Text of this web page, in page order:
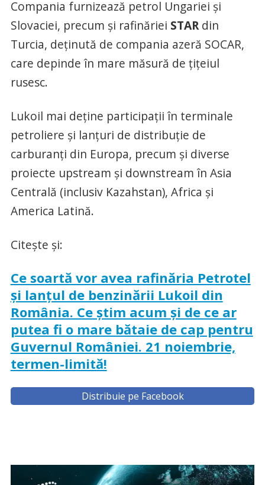
Compania furnizează petrol Ungariei și
Slovaciei, precum și rafinăriei STARdin
Turcia, deținută de compania azeră SOCAR,
care depinde în mare măsură de țițeiul
rusesc.
Lukoil mai deține participații în terminale
petroliere și lanțuri de distribuție de
carburanți din Europa, precum și diverse
proiecte upstream și downstream în Asia
Centrală (inclusiv Kazahstan), Africa și
America Latină.
Citește și:
Ce soartă vor avea rafinăria Petrotel
și lanțul de benzinării Lukoil din
România. Ce știm acum și de ce ar
putea fi o mare bătaie de cap pentru
Guvernul României. 21 noiembrie,
termen-limită!
Distribuie pe Facebook